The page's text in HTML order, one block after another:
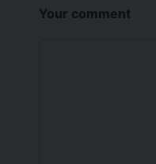
Your comment